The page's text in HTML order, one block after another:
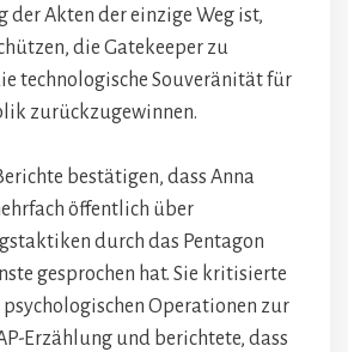
der Akten der einzige Weg ist,
die Gatekeeper zu
technologische Souveränität für
zurückzugewinnen.
bestätigen, dass Anna
öffentlich über
durch das Pentagon
gesprochen hat. Sie kritisierte
psychologischen Operationen zur
Erzählung und berichtete, dass